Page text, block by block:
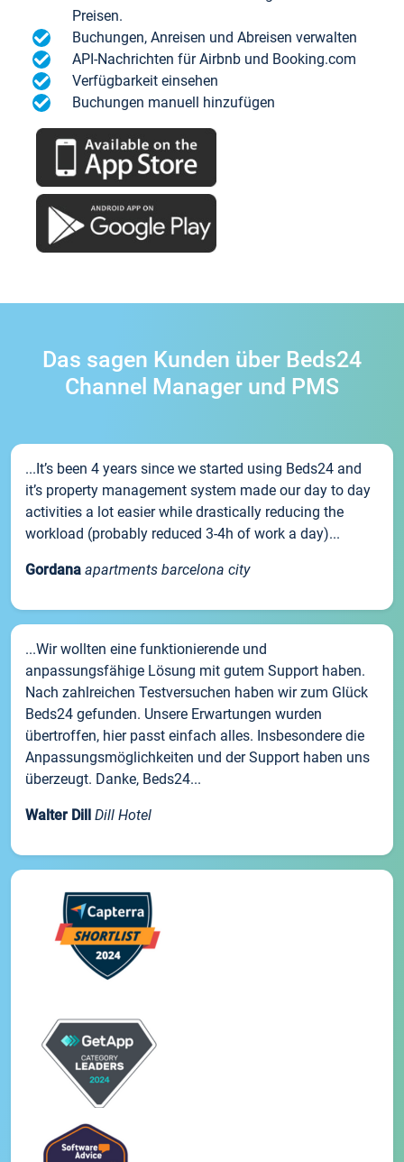
Preisen.
Buchungen, Anreisen und Abreisen verwalten
API-Nachrichten für Airbnb und Booking.com
Verfügbarkeit einsehen
Buchungen manuell hinzufügen
Das sagen Kunden über Beds24
Channel Manager und PMS
...It’s been 4 years since we started using Beds24 and
it’s property management system made our day to day
activities a lot easier while drastically reducing the
workload (probably reduced 3-4h of work a day)...
Gordana apartments barcelona city
...Wir wollten eine funktionierende und
anpassungsfähige Lösung mit gutem Support haben.
Nach zahlreichen Testversuchen haben wir zum Glück
Beds24 gefunden. Unsere Erwartungen wurden
übertroffen, hier passt einfach alles. Insbesondere die
Anpassungsmöglichkeiten und der Support haben uns
überzeugt. Danke, Beds24...
Walter Dill Dill Hotel